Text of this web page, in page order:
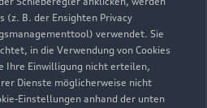
(z. B. der Ensighten Privacy
verwendet. Sie
in die Verwendung von Cookies
Ihre Einwilligung nicht erteilen,
Dienste möglicherweise nicht
Einstellungen anhand der unten